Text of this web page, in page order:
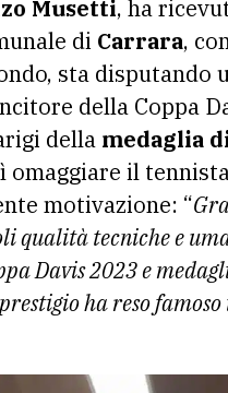
Musetti, ha
di Carrara,
sta
della Coppa
della medaglia
omaggiare il
motivazione: “
qualità tecniche e
Davis 2023 e
ha reso